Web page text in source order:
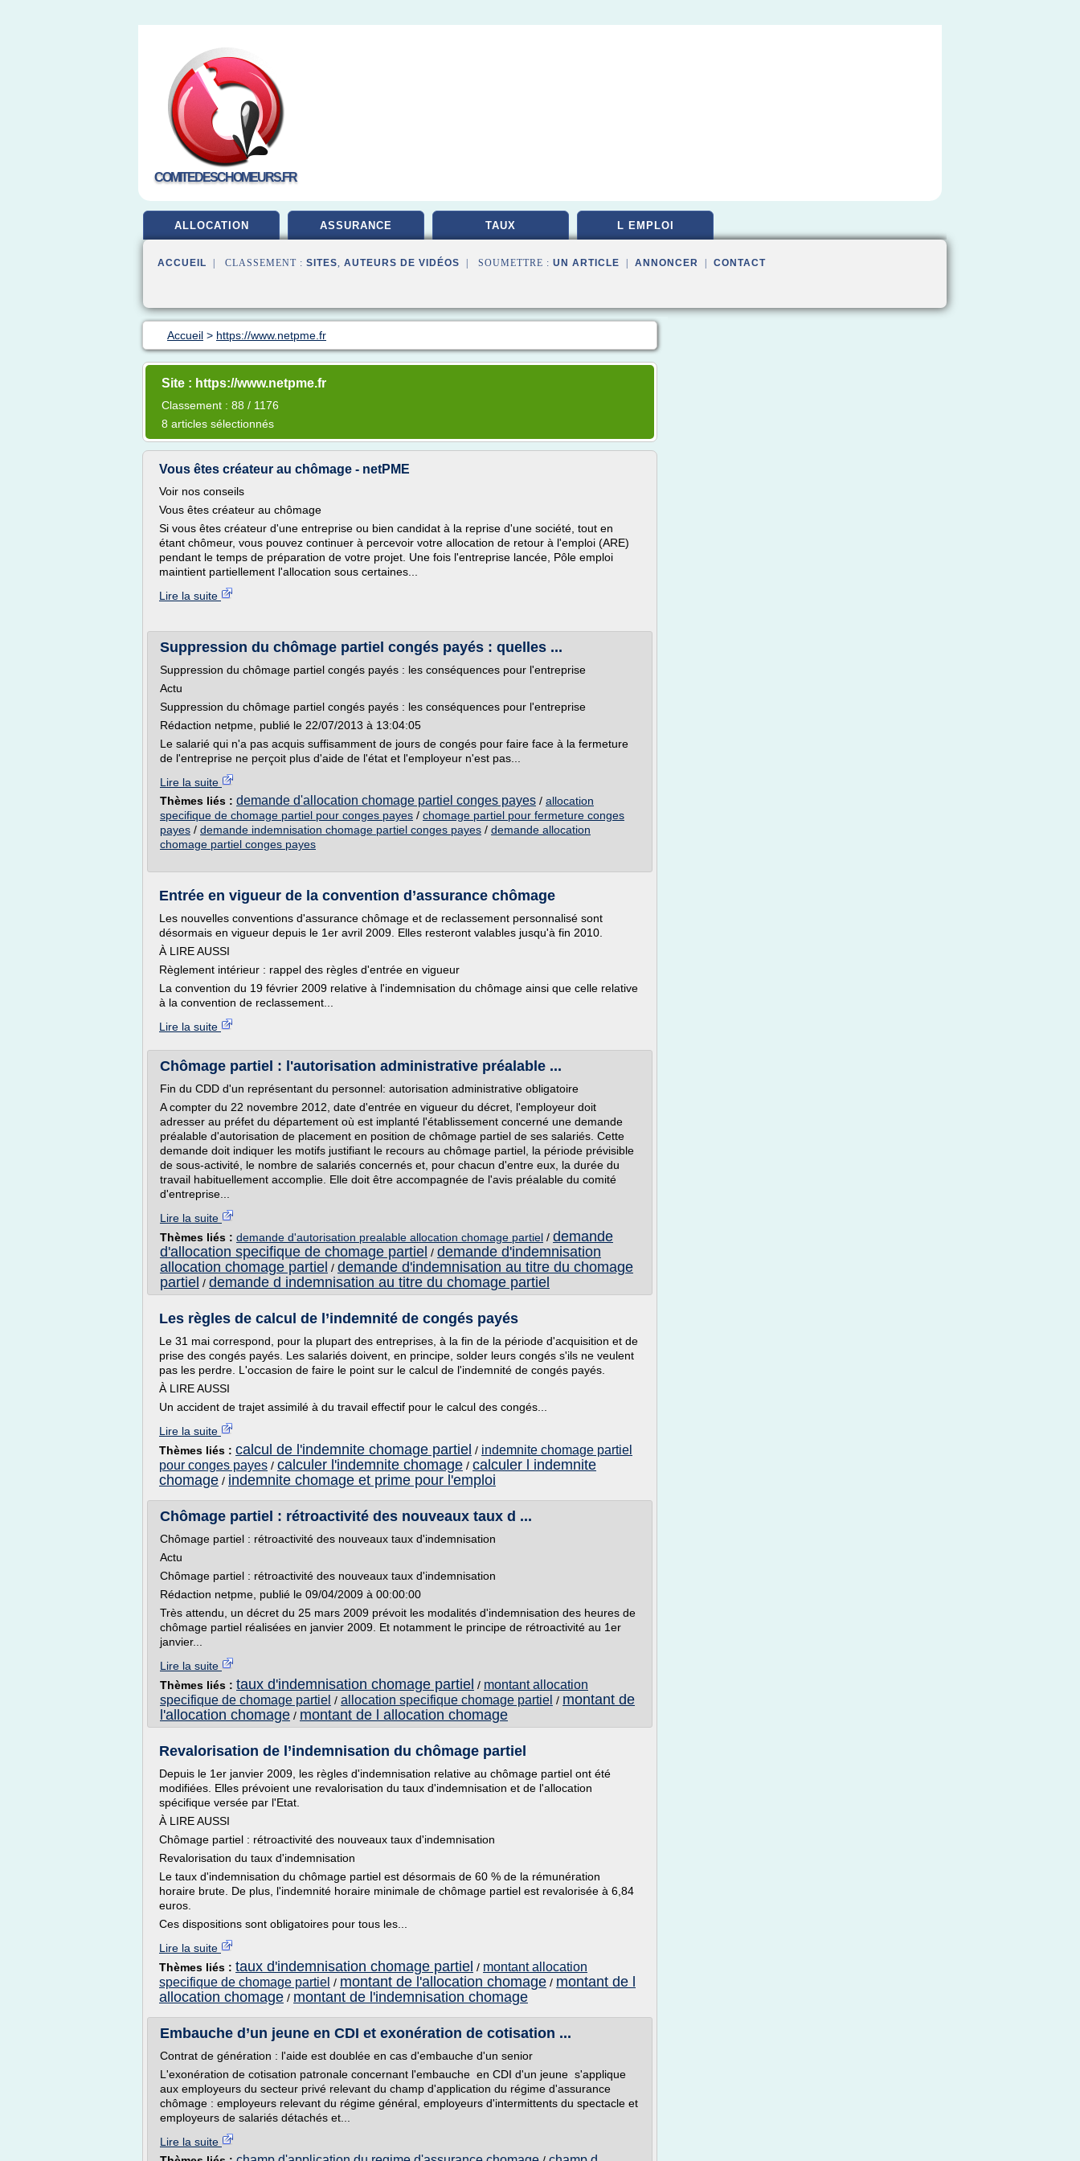
COMITEDESCHOMEURS.FR
ALLOCATION ASSURANCE TAUX L EMPLOI
ACCUEIL | CLASSEMENT : SITES, AUTEURS DE VIDÉOS | SOUMETTRE : UN ARTICLE ANNONCER CONTACT
Accueil > https://www.netpme.fr
Site : https://www.netpme.fr
Classement : 88 / 1176
8 articles sélectionnés
Vous êtes créateur au chômage - netPME
Voir nos conseils
Vous êtes créateur au chômage
Si vous êtes créateur d'une entreprise ou bien candidat à la reprise d'une société, tout en
étant chômeur, vous pouvez continuer à percevoir votre allocation de retour à l'emploi (ARE)
pendant le temps de préparation de votre projet. Une fois l'entreprise lancée, Pôle emploi
maintient partiellement l'allocation sous certaines...
Lire la suite
Suppression du chômage partiel congés payés : quelles ...
Suppression du chômage partiel congés payés : les conséquences pour l'entreprise
Actu
Suppression du chômage partiel congés payés : les conséquences pour l'entreprise
Rédaction netpme, publié le 22/07/2013 à 13:04:05
Le salarié qui n'a pas acquis suffisamment de jours de congés pour faire face à la fermeture
de l'entreprise ne perçoit plus d'aide de l'état et l'employeur n'est pas...
Lire la suite
Thèmes liés : demande d'allocation chomage partiel conges payes / allocation
specifique de chomage partiel pour conges payes / chomage partiel pour fermeture conges
payes / demande indemnisation chomage partiel conges payes / demande allocation
chomage partiel conges payes
Entrée en vigueur de la convention d’assurance chômage
Les nouvelles conventions d'assurance chômage et de reclassement personnalisé sont
désormais en vigueur depuis le 1er avril 2009. Elles resteront valables jusqu'à fin 2010.
À LIRE AUSSI
Règlement intérieur : rappel des règles d'entrée en vigueur
La convention du 19 février 2009 relative à l'indemnisation du chômage ainsi que celle relative
à la convention de reclassement...
Lire la suite
Chômage partiel : l'autorisation administrative préalable ...
Fin du CDD d'un représentant du personnel: autorisation administrative obligatoire
A compter du 22 novembre 2012, date d'entrée en vigueur du décret, l'employeur doit
adresser au préfet du département où est implanté l'établissement concerné une demande
préalable d'autorisation de placement en position de chômage partiel de ses salariés. Cette
demande doit indiquer les motifs justifiant le recours au chômage partiel, la période prévisible
de sous-activité, le nombre de salariés concernés et, pour chacun d'entre eux, la durée du
travail habituellement accomplie. Elle doit être accompagnée de l'avis préalable du comité
d'entreprise...
Lire la suite
Thèmes liés : demande d'autorisation prealable allocation chomage partiel / demande
d'allocation specifique de chomage partiel / demande d'indemnisation
allocation chomage partiel / demande d'indemnisation au titre du chomage
partiel / demande d indemnisation au titre du chomage partiel
Les règles de calcul de l’indemnité de congés payés
Le 31 mai correspond, pour la plupart des entreprises, à la fin de la période d'acquisition et de
prise des congés payés. Les salariés doivent, en principe, solder leurs congés s'ils ne veulent
pas les perdre. L'occasion de faire le point sur le calcul de l'indemnité de congés payés.
À LIRE AUSSI
Un accident de trajet assimilé à du travail effectif pour le calcul des congés...
Lire la suite
Thèmes liés : calcul de l'indemnite chomage partiel / indemnite chomage partiel
pour conges payes / calculer l'indemnite chomage / calculer l indemnite
chomage / indemnite chomage et prime pour l'emploi
Chômage partiel : rétroactivité des nouveaux taux d ...
Chômage partiel : rétroactivité des nouveaux taux d'indemnisation
Actu
Chômage partiel : rétroactivité des nouveaux taux d'indemnisation
Rédaction netpme, publié le 09/04/2009 à 00:00:00
Très attendu, un décret du 25 mars 2009 prévoit les modalités d'indemnisation des heures de
chômage partiel réalisées en janvier 2009. Et notamment le principe de rétroactivité au 1er
janvier...
Lire la suite
Thèmes liés : taux d'indemnisation chomage partiel / montant allocation
specifique de chomage partiel / allocation specifique chomage partiel / montant de
l'allocation chomage / montant de l allocation chomage
Revalorisation de l’indemnisation du chômage partiel
Depuis le 1er janvier 2009, les règles d'indemnisation relative au chômage partiel ont été
modifiées. Elles prévoient une revalorisation du taux d'indemnisation et de l'allocation
spécifique versée par l'Etat.
À LIRE AUSSI
Chômage partiel : rétroactivité des nouveaux taux d'indemnisation
Revalorisation du taux d'indemnisation
Le taux d'indemnisation du chômage partiel est désormais de 60 % de la rémunération
horaire brute. De plus, l'indemnité horaire minimale de chômage partiel est revalorisée à 6,84
euros.
Ces dispositions sont obligatoires pour tous les...
Lire la suite
Thèmes liés : taux d'indemnisation chomage partiel / montant allocation
specifique de chomage partiel / montant de l'allocation chomage / montant de l
allocation chomage / montant de l'indemnisation chomage
Embauche d’un jeune en CDI et exonération de cotisation ...
Contrat de génération : l'aide est doublée en cas d'embauche d'un senior
L'exonération de cotisation patronale concernant l'embauche en CDI d'un jeune s'applique
aux employeurs du secteur privé relevant du champ d'application du régime d'assurance
chômage : employeurs relevant du régime général, employeurs d'intermittents du spectacle et
employeurs de salariés détachés et...
Lire la suite